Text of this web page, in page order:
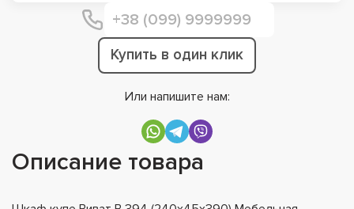
Купить в один клик
Или напишите нам:
Описание товара